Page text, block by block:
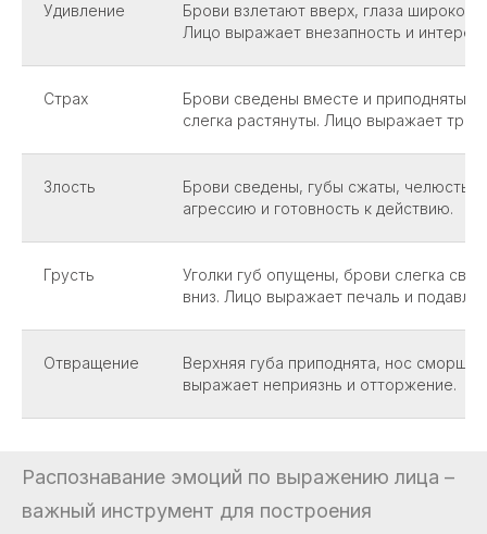
Удивление
Брови взлетают вверх, глаза широко
Лицо выражает внезапность и интерес.
Страх
Брови сведены вместе и приподняты,
слегка растянуты. Лицо выражает
Злость
Брови сведены, губы сжаты, челюсть
агрессию и готовность к действию.
Грусть
Уголки губ опущены, брови слегка
вниз. Лицо выражает печаль и
Отвращение
Верхняя губа приподнята, нос
выражает неприязнь и отторжение.
Распознавание эмоций по выражению лица –
важный инструмент для построения